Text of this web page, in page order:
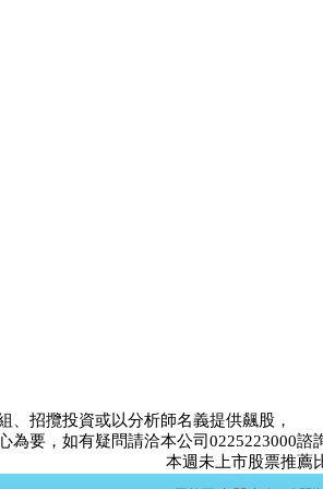
招攬投資或以分析師名義提供飆股，
為要，如有疑問請洽本公司0225223000諮
本週未上市股票推薦